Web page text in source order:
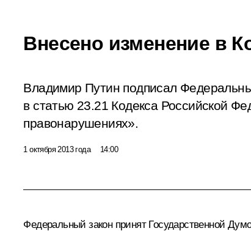
Внесено изменение в
Владимир Путин подписал
в статью 23.21 Кодекса Российской
правонарушениях».
1 октября 2013 года 14:00
Федеральный закон принят Государственной